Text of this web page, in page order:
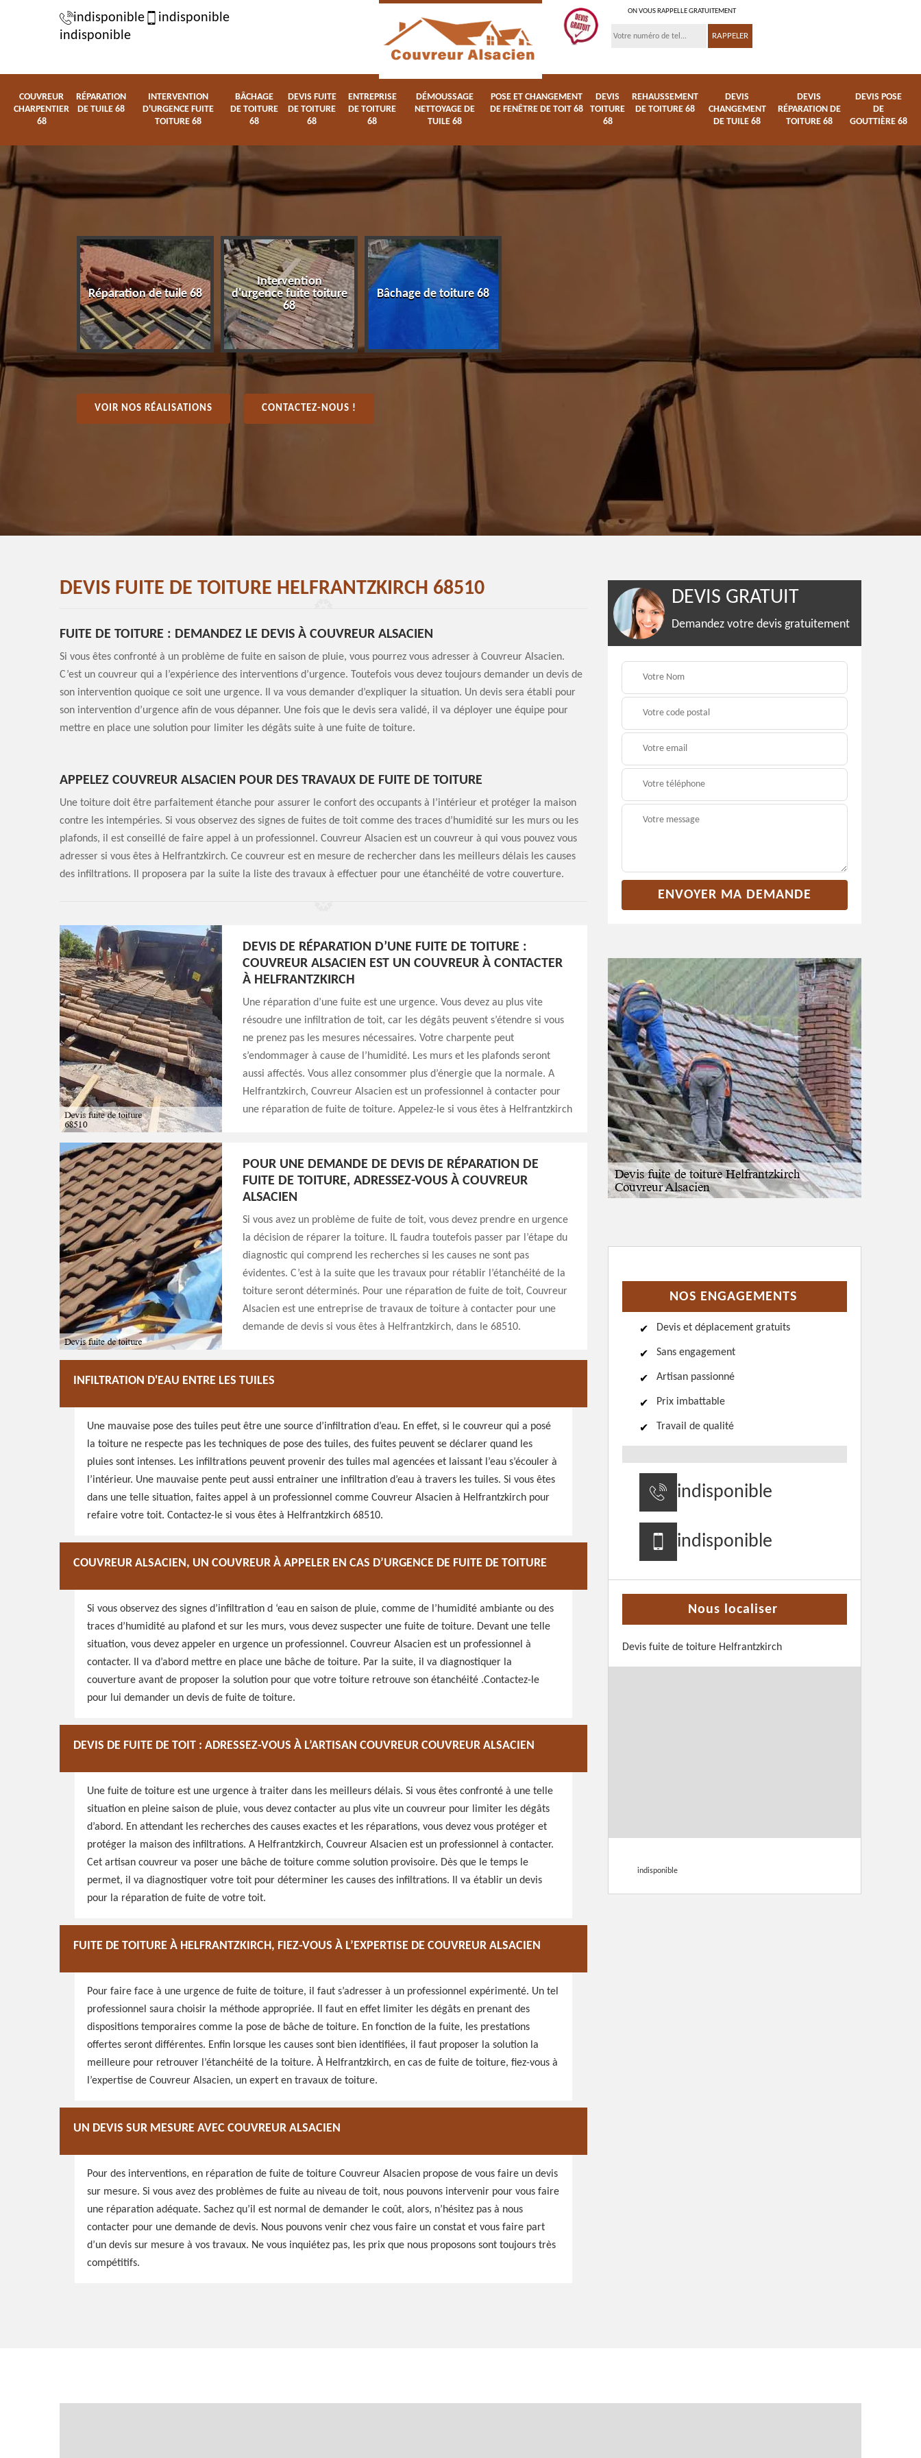
indisponible
indisponible
indisponible
ON VOUS RAPPELLE GRATUITEMENT
COUVREUR
CHARPENTIER
68
RÉPARATION
DE TUILE 68
INTERVENTION
D'URGENCE FUITE
TOITURE 68
BÂCHAGE
DE TOITURE
68
DEVIS FUITE
DE TOITURE
68
ENTREPRISE
DE TOITURE
68
DÉMOUSSAGE
NETTOYAGE DE
TUILE 68
POSE ET CHANGEMENT
DE FENÊTRE DE TOIT 68
DEVIS
TOITURE
68
REHAUSSEMENT
DE TOITURE 68
DEVIS
CHANGEMENT
DE TUILE 68
DEVIS
RÉPARATION DE
TOITURE 68
DEVIS POSE
DE
GOUTTIÈRE 68
Réparation de tuile 68
Intervention
d'urgence fuite toiture
68
Bâchage de toiture 68
Entreprise de toiture
nettoyage de tuile 68
VOIR NOS RÉALISATIONS CONTACTEZ-NOUS !
DEVIS FUITE DE TOITURE HELFRANTZKIRCH 68510
FUITE DE TOITURE : DEMANDEZ LE DEVIS À COUVREUR ALSACIEN
Si vous êtes confronté à un problème de fuite en saison de pluie, vous pourrez vous adresser à Couvreur Alsacien.
C’est un couvreur qui a l’expérience des interventions d’urgence. Toutefois vous devez toujours demander un devis de
son intervention quoique ce soit une urgence. Il va vous demander d’expliquer la situation. Un devis sera établi pour
son intervention d’urgence afin de vous dépanner. Une fois que le devis sera validé, il va déployer une équipe pour
mettre en place une solution pour limiter les dégâts suite à une fuite de toiture.
APPELEZ COUVREUR ALSACIEN POUR DES TRAVAUX DE FUITE DE TOITURE
Une toiture doit être parfaitement étanche pour assurer le confort des occupants à l’intérieur et protéger la maison
contre les intempéries. Si vous observez des signes de fuites de toit comme des traces d’humidité sur les murs ou les
plafonds, il est conseillé de faire appel à un professionnel. Couvreur Alsacien est un couvreur à qui vous pouvez vous
adresser si vous êtes à Helfrantzkirch. Ce couvreur est en mesure de rechercher dans les meilleurs délais les causes
des infiltrations. Il proposera par la suite la liste des travaux à effectuer pour une étanchéité de votre couverture.
DEVIS DE RÉPARATION D’UNE FUITE DE TOITURE :
COUVREUR ALSACIEN EST UN COUVREUR À CONTACTER
À HELFRANTZKIRCH
Une réparation d’une fuite est une urgence. Vous devez au plus vite
résoudre une infiltration de toit, car les dégâts peuvent s’étendre si vous
ne prenez pas les mesures nécessaires. Votre charpente peut
s’endommager à cause de l’humidité. Les murs et les plafonds seront
aussi affectés. Vous allez consommer plus d’énergie que la normale. A
Helfrantzkirch, Couvreur Alsacien est un professionnel à contacter pour
une réparation de fuite de toiture. Appelez-le si vous êtes à Helfrantzkirch
POUR UNE DEMANDE DE DEVIS DE RÉPARATION DE
FUITE DE TOITURE, ADRESSEZ-VOUS À COUVREUR
ALSACIEN
Si vous avez un problème de fuite de toit, vous devez prendre en urgence
la décision de réparer la toiture. IL faudra toutefois passer par l’étape du
diagnostic qui comprend les recherches si les causes ne sont pas
évidentes. C’est à la suite que les travaux pour rétablir l’étanchéité de la
toiture seront déterminés. Pour une réparation de fuite de toit, Couvreur
Alsacien est une entreprise de travaux de toiture à contacter pour une
demande de devis si vous êtes à Helfrantzkirch, dans le 68510.
INFILTRATION D'EAU ENTRE LES TUILES
Une mauvaise pose des tuiles peut être une source d’infiltration d’eau. En effet, si le couvreur qui a posé
la toiture ne respecte pas les techniques de pose des tuiles, des fuites peuvent se déclarer quand les
pluies sont intenses. Les infiltrations peuvent provenir des tuiles mal agencées et laissant l’eau s’écouler à
l’intérieur. Une mauvaise pente peut aussi entrainer une infiltration d’eau à travers les tuiles. Si vous êtes
dans une telle situation, faites appel à un professionnel comme Couvreur Alsacien à Helfrantzkirch pour
refaire votre toit. Contactez-le si vous êtes à Helfrantzkirch 68510.
COUVREUR ALSACIEN, UN COUVREUR À APPELER EN CAS D’URGENCE DE FUITE DE TOITURE
Si vous observez des signes d’infiltration d ‘eau en saison de pluie, comme de l’humidité ambiante ou des
traces d’humidité au plafond et sur les murs, vous devez suspecter une fuite de toiture. Devant une telle
situation, vous devez appeler en urgence un professionnel. Couvreur Alsacien est un professionnel à
contacter. Il va d’abord mettre en place une bâche de toiture. Par la suite, il va diagnostiquer la
couverture avant de proposer la solution pour que votre toiture retrouve son étanchéité .Contactez-le
pour lui demander un devis de fuite de toiture.
DEVIS DE FUITE DE TOIT : ADRESSEZ-VOUS À L’ARTISAN COUVREUR COUVREUR ALSACIEN
Une fuite de toiture est une urgence à traiter dans les meilleurs délais. Si vous êtes confronté à une telle
situation en pleine saison de pluie, vous devez contacter au plus vite un couvreur pour limiter les dégâts
d’abord. En attendant les recherches des causes exactes et les réparations, vous devez vous protéger et
protéger la maison des infiltrations. A Helfrantzkirch, Couvreur Alsacien est un professionnel à contacter.
Cet artisan couvreur va poser une bâche de toiture comme solution provisoire. Dès que le temps le
permet, il va diagnostiquer votre toit pour déterminer les causes des infiltrations. Il va établir un devis
pour la réparation de fuite de votre toit.
FUITE DE TOITURE À HELFRANTZKIRCH, FIEZ-VOUS À L’EXPERTISE DE COUVREUR ALSACIEN
Pour faire face à une urgence de fuite de toiture, il faut s’adresser à un professionnel expérimenté. Un tel
professionnel saura choisir la méthode appropriée. Il faut en effet limiter les dégâts en prenant des
dispositions temporaires comme la pose de bâche de toiture. En fonction de la fuite, les prestations
offertes seront différentes. Enfin lorsque les causes sont bien identifiées, il faut proposer la solution la
meilleure pour retrouver l’étanchéité de la toiture. À Helfrantzkirch, en cas de fuite de toiture, fiez-vous à
l’expertise de Couvreur Alsacien, un expert en travaux de toiture.
UN DEVIS SUR MESURE AVEC COUVREUR ALSACIEN
Pour des interventions, en réparation de fuite de toiture Couvreur Alsacien propose de vous faire un devis
sur mesure. Si vous avez des problèmes de fuite au niveau de toit, nous pouvons intervenir pour vous faire
une réparation adéquate. Sachez qu’il est normal de demander le coût, alors, n’hésitez pas à nous
contacter pour une demande de devis. Nous pouvons venir chez vous faire un constat et vous faire part
d’un devis sur mesure à vos travaux. Ne vous inquiétez pas, les prix que nous proposons sont toujours très
compétitifs.
DEVIS GRATUIT
Demandez votre devis gratuitement
NOS ENGAGEMENTS
Devis et déplacement gratuits
Sans engagement
Artisan passionné
Prix imbattable
Travail de qualité
indisponible
indisponible
Nous localiser
Devis fuite de toiture Helfrantzkirch
indisponible